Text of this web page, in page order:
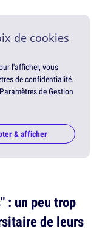
de cookies
l'afficher, vous
de confidentialité.
de Gestion
& afficher
: un peu trop
de leurs